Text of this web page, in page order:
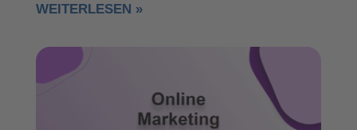
WEITERLESEN »